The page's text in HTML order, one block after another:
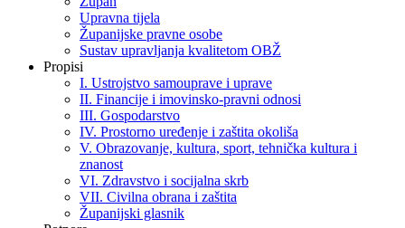
Upravna tijela
Županijske pravne osobe
Sustav upravljanja kvalitetom OBŽ
Propisi
I. Ustrojstvo samouprave i uprave
II. Financije i imovinsko-pravni odnosi
III. Gospodarstvo
IV. Prostorno uređenje i zaštita okoliša
V. Obrazovanje, kultura, sport, tehnička kultura i
znanost
VI. Zdravstvo i socijalna skrb
VII. Civilna obrana i zaštita
Županijski glasnik